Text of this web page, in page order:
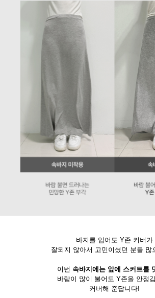
바지를 입어도 Y존 커버가
잘되지 않아서 고민이셨던 분들 많
이번 속바지에는 앞에 스커트를
바람이 많이 불어도 Y존을 안정
커버해 준답니다!